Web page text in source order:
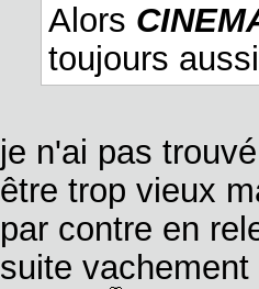
Alors
toujours
je n'ai pas
être trop vieux
par contre en
suite